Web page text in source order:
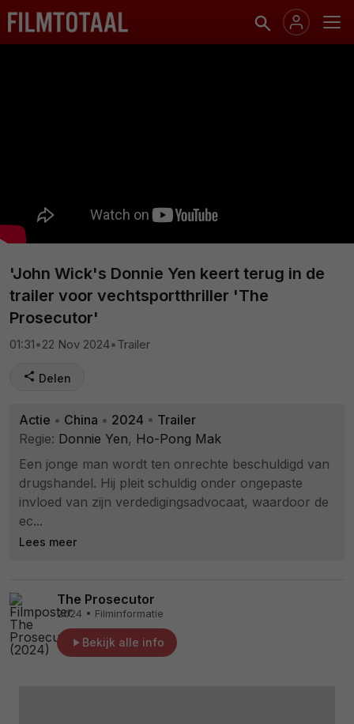
'John Wick's Donnie Yen keert terug in de
trailer voor vechtsportthriller 'The
Prosecutor'
01:31•22 Nov 2024•Trailer
Delen
Actie • China • 2024 • Trailer
Regie: Donnie Yen, Ho-Pong Mak
Een jonge man wordt ten onrechte beschuldigd van
drugshandel. Hij pleit schuldig onder ongepaste
invloed van zijn verdedigingsadvocaat, waardoor de
ec...
Lees meer
The Prosecutor
2024 • Filminformatie
Bekijk alle info